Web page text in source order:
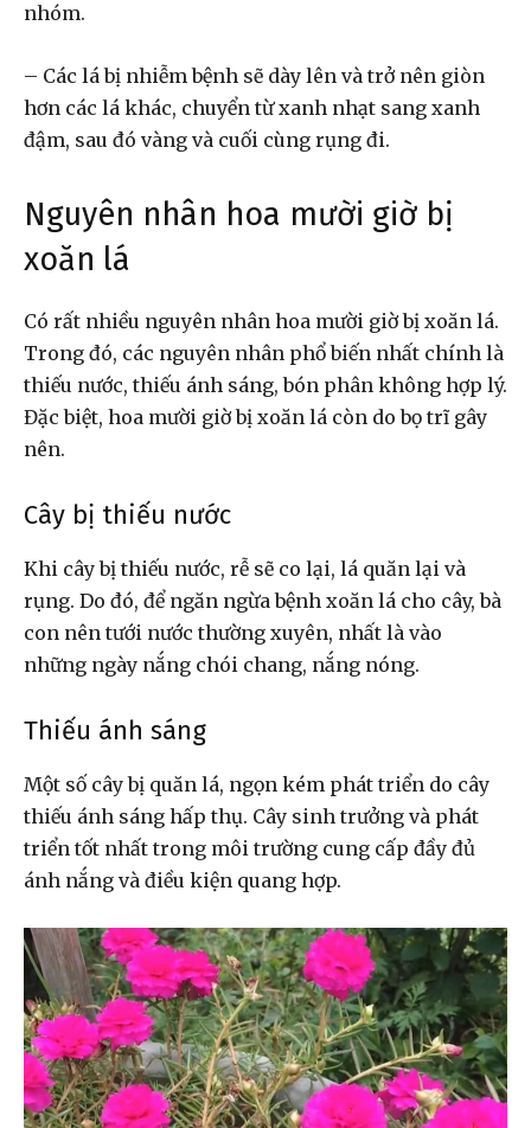
nhóm.
– Các lá bị nhiễm bệnh sẽ dày lên và trở nên giòn
hơn các lá khác, chuyển từ xanh nhạt sang xanh
đậm, sau đó vàng và cuối cùng rụng đi.
Nguyên nhân hoa mười giờ bị
xoăn lá
Có rất nhiều nguyên nhân hoa mười giờ bị xoăn lá.
Trong đó, các nguyên nhân phổ biến nhất chính là
thiếu nước, thiếu ánh sáng, bón phân không hợp lý.
Đặc biệt, hoa mười giờ bị xoăn lá còn do bọ trĩ gây
nên.
Cây bị thiếu nước
Khi cây bị thiếu nước, rễ sẽ co lại, lá quăn lại và
rụng. Do đó, để ngăn ngừa bệnh xoăn lá cho cây, bà
con nên tưới nước thường xuyên, nhất là vào
những ngày nắng chói chang, nắng nóng.
Thiếu ánh sáng
Một số cây bị quăn lá, ngọn kém phát triển do cây
thiếu ánh sáng hấp thụ. Cây sinh trưởng và phát
triển tốt nhất trong môi trường cung cấp đầy đủ
ánh nắng và điều kiện quang hợp.